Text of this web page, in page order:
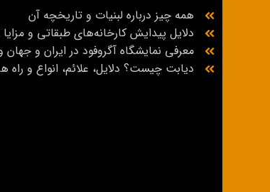
همه چیز درباره لبنیات و تاریخچه آن
دلایل پیدایش کارخانه‌های طبقاتی و
معرفی نمایشگاه آگروفود در ایران و جهان
دیابت چیست؟ دلایل، علائم، انواع و راه‌